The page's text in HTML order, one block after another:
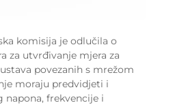
komisija je odlučila o
za utvrđivanje mjera za
povezanih s mrežom
moraju predvidjeti i
napona, frekvencije i